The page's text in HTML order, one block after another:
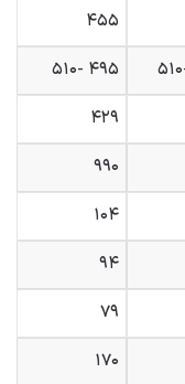
۴۵۵
۴۹۵ -۵۱۰
۴۲۹
۹۹۰
۱۰۴
۹۴
۷۹
۱۷۰